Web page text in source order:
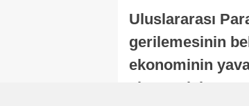
Uluslararası
gerilemesinin
ekonominin
ekonomisi,